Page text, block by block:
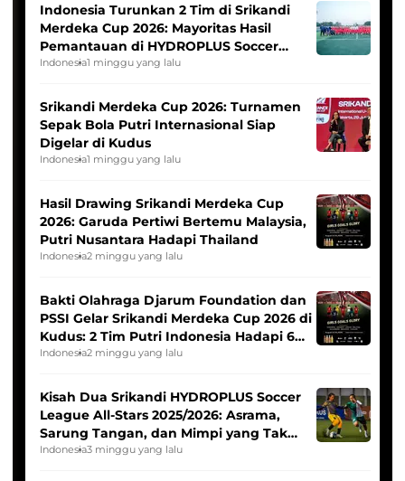
Indonesia Turunkan 2 Tim di Srikandi
Merdeka Cup 2026: Mayoritas Hasil
Pemantauan di HYDROPLUS Soccer
League
Indonesia1 minggu yang lalu
Srikandi Merdeka Cup 2026: Turnamen
Sepak Bola Putri Internasional Siap
Digelar di Kudus
Indonesia1 minggu yang lalu
Hasil Drawing Srikandi Merdeka Cup
2026: Garuda Pertiwi Bertemu Malaysia,
Putri Nusantara Hadapi Thailand
Indonesia2 minggu yang lalu
Bakti Olahraga Djarum Foundation dan
PSSI Gelar Srikandi Merdeka Cup 2026 di
Kudus: 2 Tim Putri Indonesia Hadapi 6
Tim Asia
Indonesia2 minggu yang lalu
Kisah Dua Srikandi HYDROPLUS Soccer
League All-Stars 2025/2026: Asrama,
Sarung Tangan, dan Mimpi yang Tak
Pernah Padam
Indonesia3 minggu yang lalu